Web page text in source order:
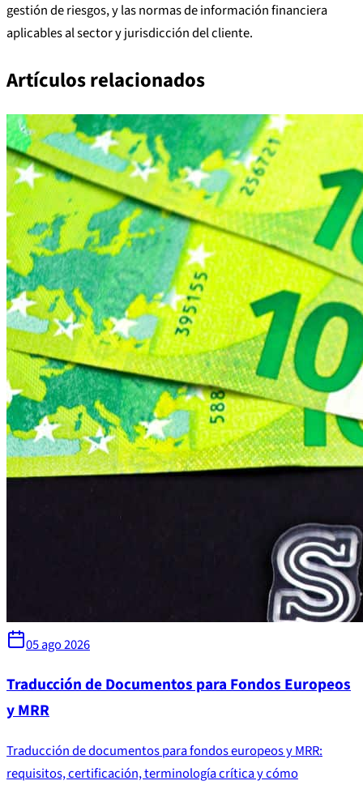
gestión de riesgos, y las normas de información financiera
aplicables al sector y jurisdicción del cliente.
Artículos relacionados
05 ago 2026
Traducción de Documentos para Fondos Europeos
y MRR
Traducción de documentos para fondos europeos y MRR:
requisitos, certificación, terminología crítica y cómo